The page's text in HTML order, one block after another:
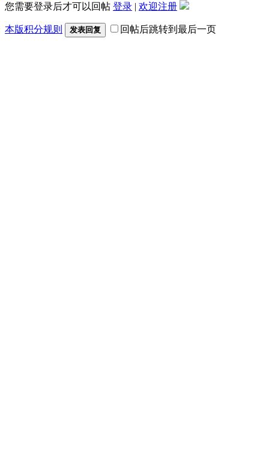
您需要登录后才可以回帖 登录 | 欢迎注册
本版积分规则 发表回复 回帖后跳转到最后一页